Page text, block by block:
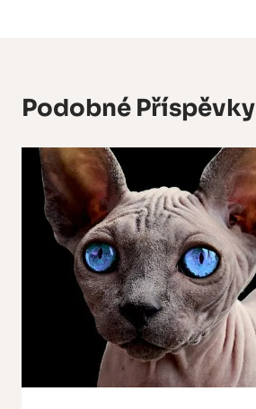
Podobné Příspěvky